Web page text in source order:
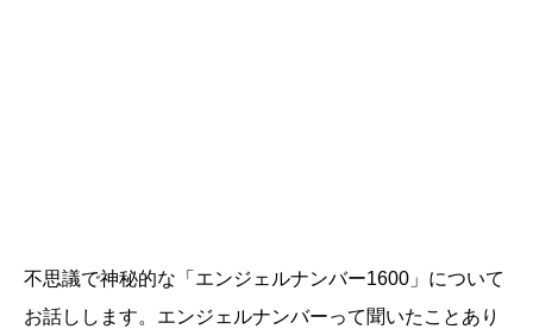
不思議で神秘的な「エンジェルナンバー1600」について
お話しします。エンジェルナンバーって聞いたことあり